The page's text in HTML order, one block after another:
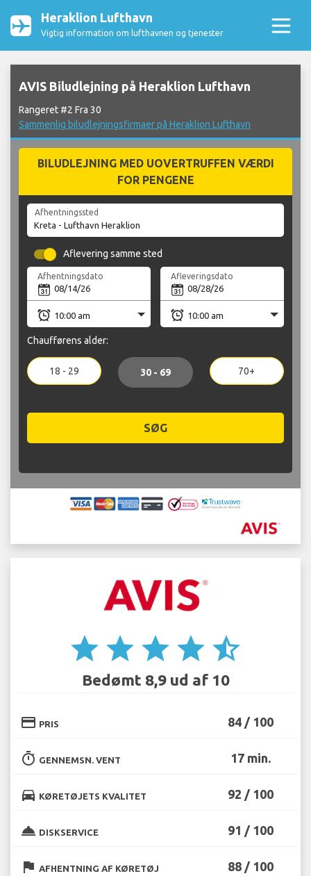
Heraklion Lufthavn
Vigtig information om lufthavnen og tjenester
AVIS Biludlejning på Heraklion Lufthavn
Rangeret #2 Fra 30
Sammenlig biludlejningsfirmaer på Heraklion Lufthavn
BILUDLEJNING MED UOVERTRUFFEN VÆRDI
FOR PENGENE
Afhentningssted
Aflevering samme sted
Afhentningsdato Afleveringsdato
Chaufførens alder:
18 - 29 30 - 69 70+
SØG
star star star star star_half
Bedømt 8,9 ud af 10
credit_card PRIS 84 / 100
timer GENNEMSN. VENT 17 min.
directions_car KØRETØJETS KVALITET 92 / 100
room_service DISKSERVICE 91 / 100
flag AFHENTNING AF KØRETØJ 88 / 100